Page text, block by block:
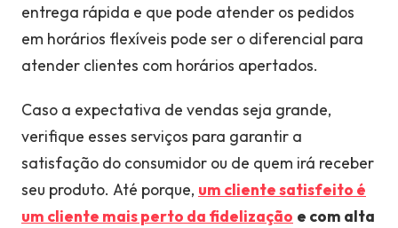
entrega rápida e que pode atender os pedidos
em horários flexíveis pode ser o diferencial para
atender clientes com horários apertados.
Caso a expectativa de vendas seja grande,
verifique esses serviços para garantir a
satisfação do consumidor ou de quem irá receber
seu produto. Até porque, um cliente satisfeito é
um cliente mais perto da fidelização e com alta